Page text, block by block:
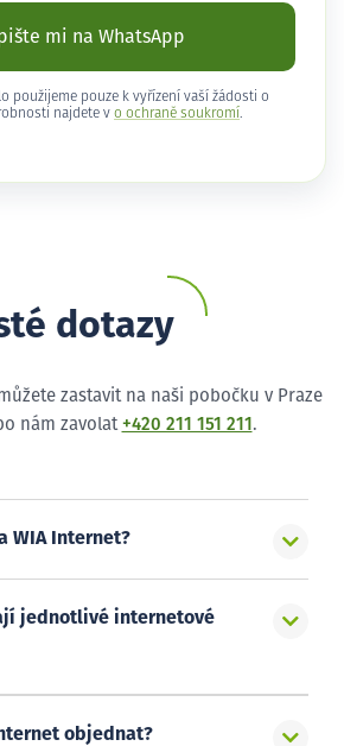
mi na WhatsApp
použijeme pouze k vyřízení vaší žádosti o
najdete v o ochraně soukromí .
dotazy
zastavit na naši pobočku v Praze
nám zavolat +420 211 151 211 .
WIA Internet?
jednotlivé internetové
objednat?